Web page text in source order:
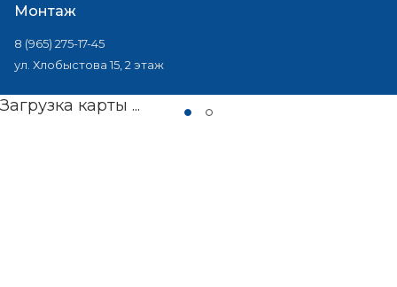
Монтаж
8 (965) 275-17-45
ул. Хлобыстова 15, 2 этаж
Загрузка карты ...